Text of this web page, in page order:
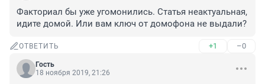
Факториал бы уже угомонились. Статья неактуальная,
идите домой. Или вам ключ от домофона не выдали?
ОТВЕТИТЬ +1 –0
Гость
18 ноября 2019, 21:26